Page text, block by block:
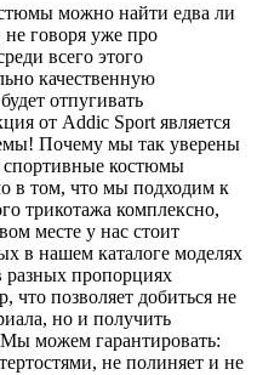
можно найти едва ли
говоря уже про
всего этого
качественную
отпугивать
от Addic Sport является
Почему мы так уверены
костюмы
в том, что мы подходим к
трикотажа комплексно,
месте у нас стоит
в нашем каталоге моделях
пропорциях
что позволяет добиться не
но и получить
можем гарантировать:
не полиняет и не